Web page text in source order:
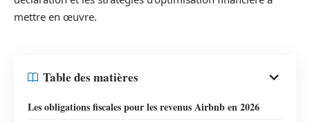
mettre en œuvre.
Table des matières
Les obligations fiscales pour les revenus Airbnb en 2026